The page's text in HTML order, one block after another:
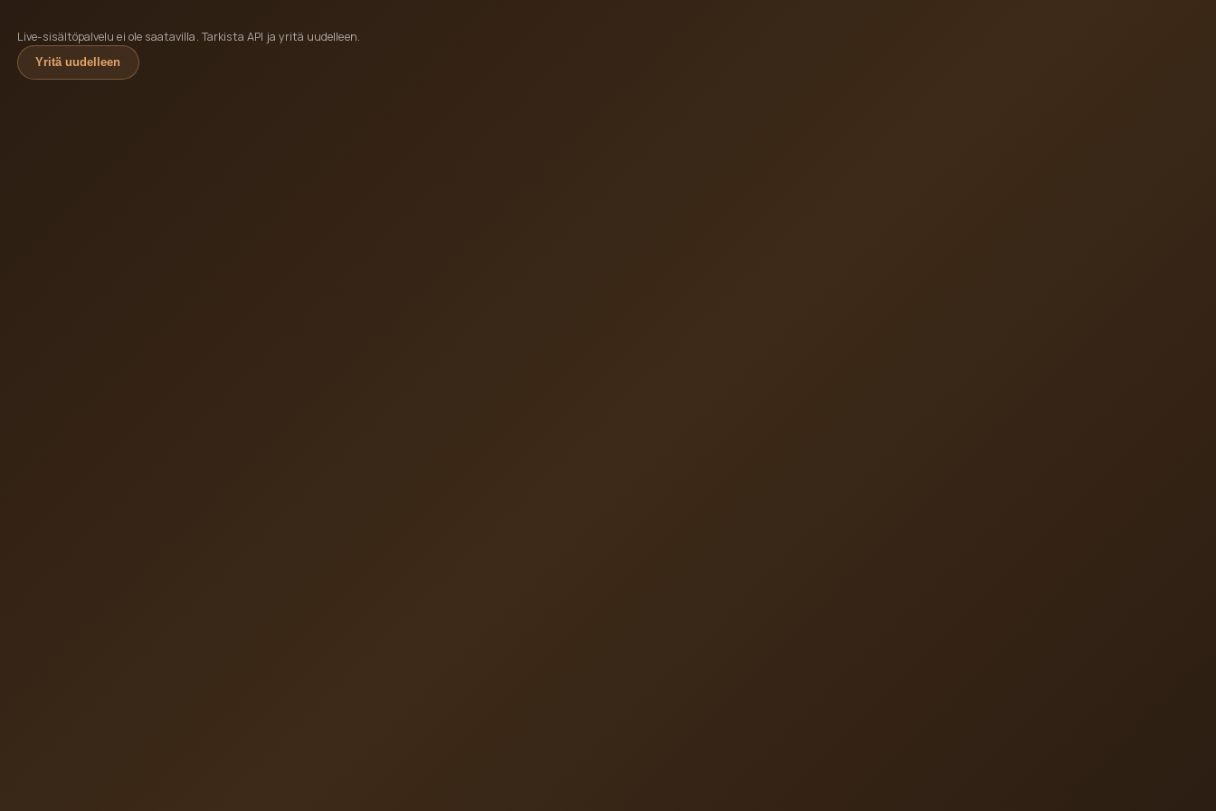
Live-sisältöpalvelu ei ole saatavilla. Tarkista API ja yritä uudelleen.
Yritä uudelleen